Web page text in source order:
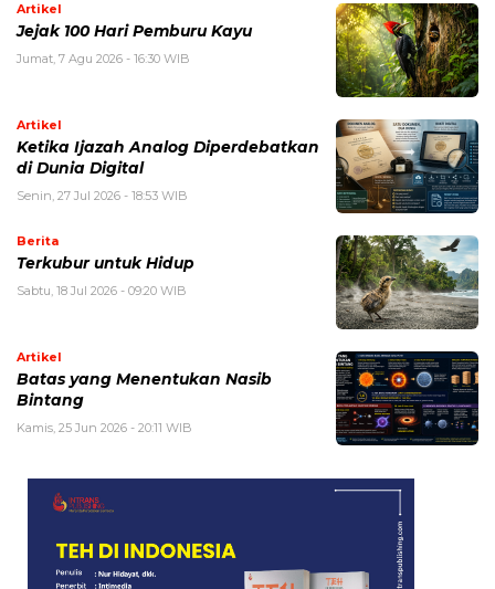
Artikel
Jejak 100 Hari Pemburu Kayu
Jumat, 7 Agu 2026 - 16:30 WIB
Artikel
Ketika Ijazah Analog Diperdebatkan
di Dunia Digital
Senin, 27 Jul 2026 - 18:53 WIB
Berita
Terkubur untuk Hidup
Sabtu, 18 Jul 2026 - 09:20 WIB
Artikel
Batas yang Menentukan Nasib
Bintang
Kamis, 25 Jun 2026 - 20:11 WIB